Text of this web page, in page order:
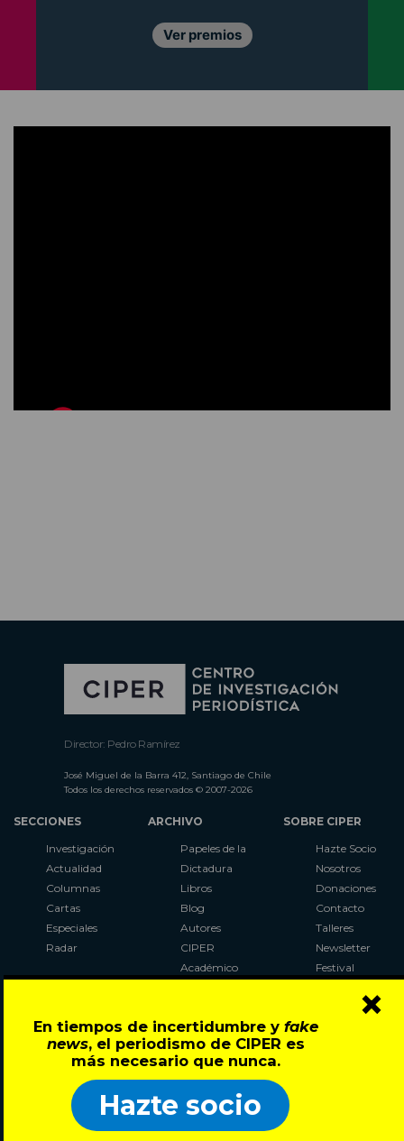
En tiempos de incertidumbre y fake
news, el periodismo de CIPER es
más necesario que nunca.
Hazte socio
×
Ver premios
Director: Pedro Ramírez
José Miguel de la Barra 412, Santiago de Chile
Todos los derechos reservados © 2007-2026
SECCIONES
Investigación
Actualidad
Columnas
Cartas
Especiales
Radar
ARCHIVO
Papeles de la
Dictadura
Libros
Blog
Autores
CIPER
Académico
Al Plebiscito
con CIPER
SOBRE CIPER
Hazte Socio
Nosotros
Donaciones
Contacto
Talleres
Newsletter
Festival